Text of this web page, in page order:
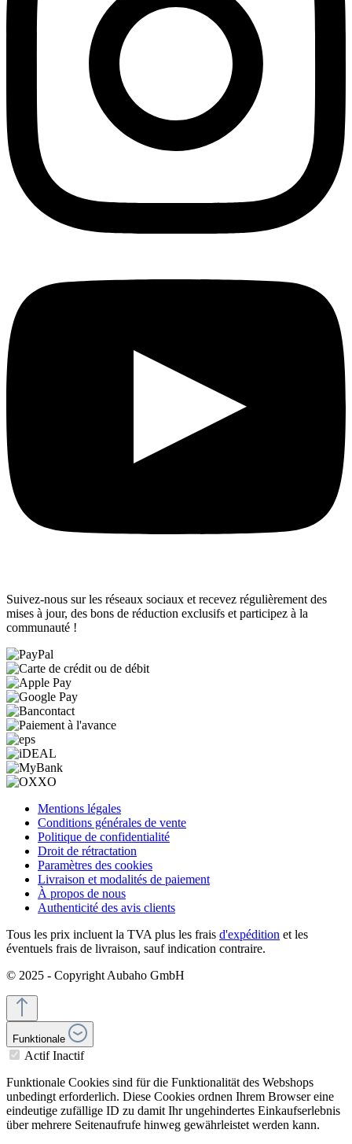
Suivez-nous sur les réseaux sociaux et recevez régulièrement des
mises à jour, des bons de réduction exclusifs et participez à la
communauté !
Mentions légales
Conditions générales de vente
Politique de confidentialité
Droit de rétractation
Paramètres des cookies
Livraison et modalités de paiement
À propos de nous
Authenticité des avis clients
Tous les prix incluent la TVA plus les frais d'expédition et les
éventuels frais de livraison, sauf indication contraire.
© 2025 - Copyright Aubaho GmbH
Funktionale
Actif Inactif
Funktionale Cookies sind für die Funktionalität des Webshops
unbedingt erforderlich. Diese Cookies ordnen Ihrem Browser eine
eindeutige zufällige ID zu damit Ihr ungehindertes Einkaufserlebnis
über mehrere Seitenaufrufe hinweg gewährleistet werden kann.